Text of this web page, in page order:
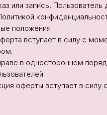
или запись,
положения
вступает в силу с
в одностороннем
оферты вступает в